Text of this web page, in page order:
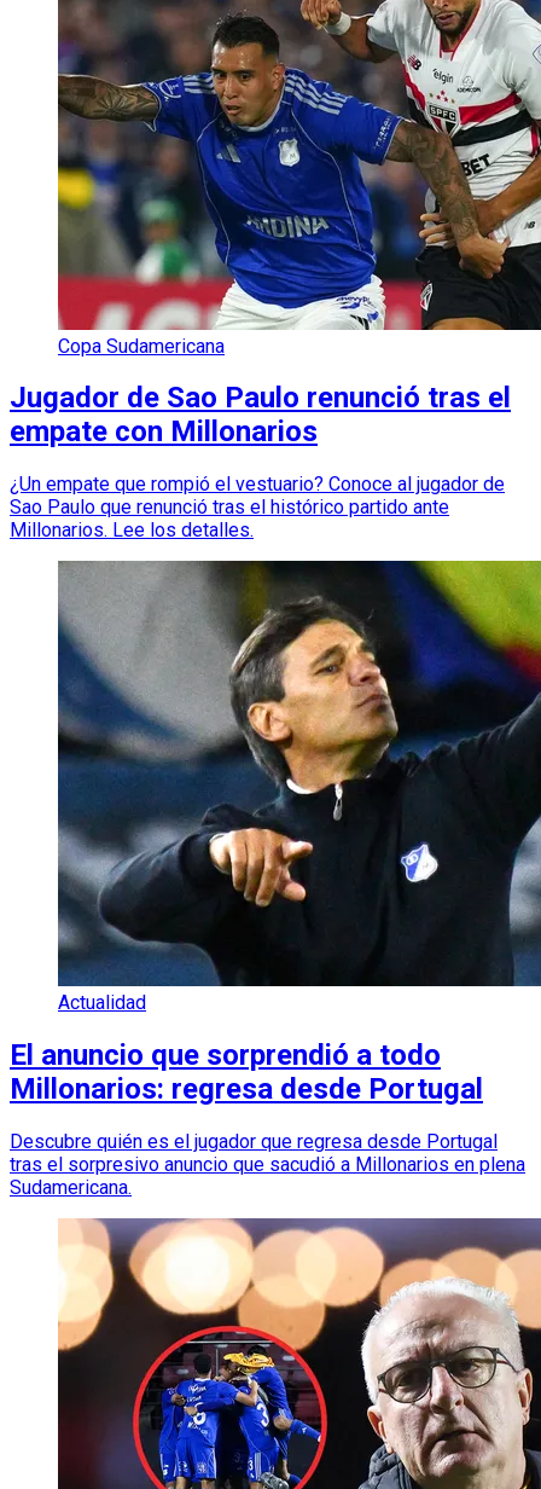
Copa Sudamericana
Jugador de Sao Paulo renunció tras el
empate con Millonarios
¿Un empate que rompió el vestuario? Conoce al jugador de
Sao Paulo que renunció tras el histórico partido ante
Millonarios. Lee los detalles.
Actualidad
El anuncio que sorprendió a todo
Millonarios: regresa desde Portugal
Descubre quién es el jugador que regresa desde Portugal
tras el sorpresivo anuncio que sacudió a Millonarios en plena
Sudamericana.